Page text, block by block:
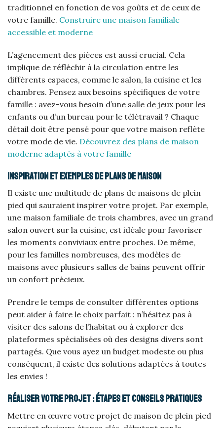
traditionnel en fonction de vos goûts et de ceux de
votre famille. Construire une maison familiale
accessible et moderne
L’agencement des pièces est aussi crucial. Cela
implique de réfléchir à la circulation entre les
différents espaces, comme le salon, la cuisine et les
chambres. Pensez aux besoins spécifiques de votre
famille : avez-vous besoin d’une salle de jeux pour les
enfants ou d’un bureau pour le télétravail ? Chaque
détail doit être pensé pour que votre maison reflète
votre mode de vie. Découvrez des plans de maison
moderne adaptés à votre famille
Inspiration et exemples de plans de maison
Il existe une multitude de plans de maisons de plein
pied qui sauraient inspirer votre projet. Par exemple,
une maison familiale de trois chambres, avec un grand
salon ouvert sur la cuisine, est idéale pour favoriser
les moments conviviaux entre proches. De même,
pour les familles nombreuses, des modèles de
maisons avec plusieurs salles de bains peuvent offrir
un confort précieux.
Prendre le temps de consulter différentes options
peut aider à faire le choix parfait : n’hésitez pas à
visiter des salons de l’habitat ou à explorer des
plateformes spécialisées où des designs divers sont
partagés. Que vous ayez un budget modeste ou plus
conséquent, il existe des solutions adaptées à toutes
les envies !
Réaliser votre projet : étapes et conseils pratiques
Mettre en œuvre votre projet de maison de plein pied